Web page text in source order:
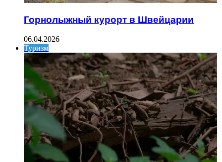
Горнолыжный курорт в Швейцарии
06.04.2026
Туризм